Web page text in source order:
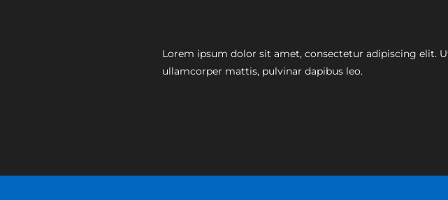
Lorem ipsum dolor sit amet, consectetur adipiscing elit.
ullamcorper mattis, pulvinar dapibus leo.